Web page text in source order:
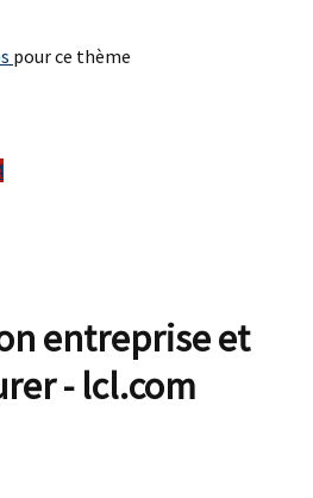
pour ce thème
entreprise et
- lcl.com